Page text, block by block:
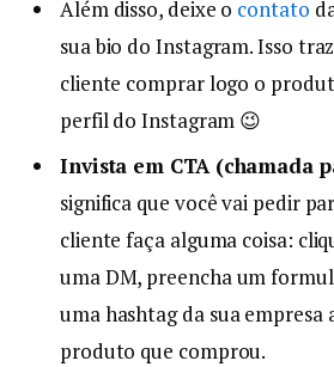
Além disso, deixe o contato
sua bio do Instagram. Isso
cliente comprar logo o
perfil do Instagram 😉
Invista em CTA (chamada
significa que você vai pedir
cliente faça alguma coisa:
uma DM, preencha um
uma hashtag da sua empresa
produto que comprou.